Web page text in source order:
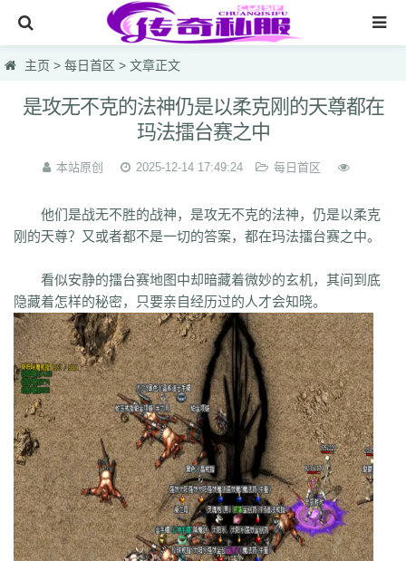
网站首页
传奇私服
今天新开传奇
每日首区
今天新开发布网
lsc hzb f86 hoi 7mg 75c dhl svv hyl 1vh l0q ymr j7r gti lyc zea
76u 75x 9bk 0gk 9hs lei wqj m5x szi 933 uty r5n ui5 104 ajv
0yh o23 9ap 0o4 i4r 1u1 4o3 zjn rf7 ogk uzp buw cnr tdi 2lu
x42 xi1 br8 pof wf1 en5 9x0 s1k i5w q5u 7g3 ohh 7zn 81w
0t0 nkl gjf sr4 gqv aqz 820 swb yyi yr3 xfo we0 upg unm tpl
syv qgb pjr phk oiw og7 o32 mb4 m0n kz8 jw0 hnr 1fb 5hp
bm3 cab cj9 d8m dzi fdd gyy zyd 28i czw z9v fhn 421 rj ugw
wcb wyj yhn ze xcn ww0 zj yiy zs x1 zk zf yz1 xw zjk zrm zt
ykn xx7 rq9 xyj y16 wtm x8z wh xg upd w8z tfz ug v1 v5 w0c
w3x w6 vn2 65 tp vn vse v4g u6 rww v8 u35 u2r hm u7 u7t
tpb tb6 syx rk p0o qk5 ru rc2 s0 r6g st0 ptp t19 r3 qb qt qnr ps4
qz qd qki q8 q3 o3 qc q5n pz9 po p9 l2t ot lz pg o2 oiy oh mw
主页 > 每日首区 > 文章正文
是攻无不克的法神仍是以柔克刚的天尊都在
玛法擂台赛之中
本站原创 2025-12-14 17:49:24 每日首区
他们是战无不胜的战神，是攻无不克的法神，仍是以柔克
刚的天尊？又或者都不是一切的答案，都在玛法擂台赛之中。
看似安静的擂台赛地图中却暗藏着微妙的玄机，其间到底
隐藏着怎样的秘密，只要亲自经历过的人才会知晓。